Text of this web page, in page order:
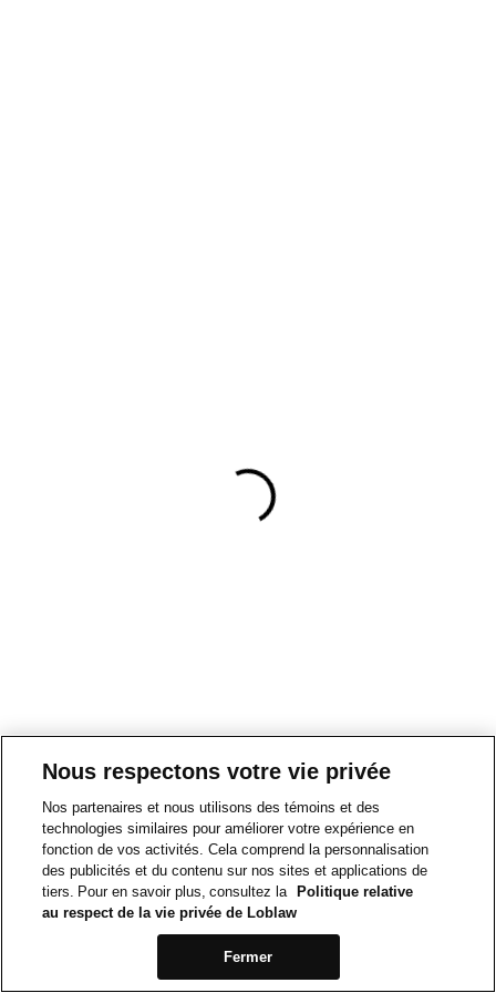
Nous respectons votre vie privée
Nos partenaires et nous utilisons des témoins et des
technologies similaires pour améliorer votre expérience en
fonction de vos activités. Cela comprend la personnalisation
des publicités et du contenu sur nos sites et applications de
tiers. Pour en savoir plus, consultez la
Politique relative
au respect de la vie privée de Loblaw
Fermer